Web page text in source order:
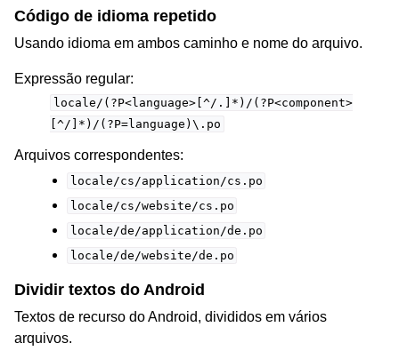
Código de idioma repetido
Usando idioma em ambos caminho e nome do arquivo.
Expressão regular:
locale/(?P<language>[^/.]*)/(?P<component>
[^/]*)/(?P=language)\.po
Arquivos correspondentes:
locale/cs/application/cs.po
locale/cs/website/cs.po
locale/de/application/de.po
locale/de/website/de.po
Dividir textos do Android
Textos de recurso do Android, divididos em vários
arquivos.